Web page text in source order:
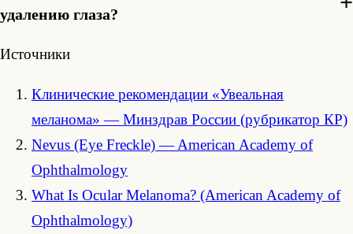
удалению глаза?
Источники
Клинические рекомендации «Увеальная
меланома» — Минздрав России (рубрикатор КР)
Nevus (Eye Freckle) — American Academy of
Ophthalmology
What Is Ocular Melanoma? (American Academy of
Ophthalmology)